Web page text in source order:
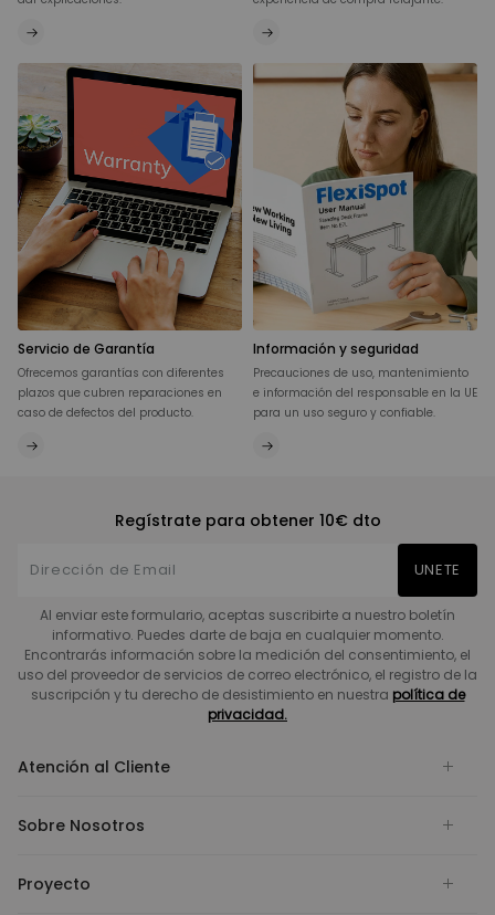
Servicio de Garantía
Ofrecemos garantías con diferentes
plazos que cubren reparaciones en
caso de defectos del producto.
Información y seguridad
Precauciones de uso, mantenimiento
e información del responsable en la UE
para un uso seguro y confiable.
Regístrate para obtener 10€ dto
UNETE
Al enviar este formulario, aceptas suscribirte a nuestro boletín
informativo. Puedes darte de baja en cualquier momento.
Encontrarás información sobre la medición del consentimiento, el
uso del proveedor de servicios de correo electrónico, el registro de la
suscripción y tu derecho de desistimiento en nuestra política de
privacidad.
Atención al Cliente
Sobre Nosotros
Proyecto